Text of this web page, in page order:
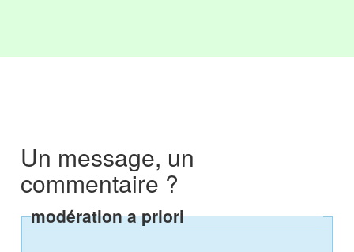
Un message, un
commentaire ?
modération a priori